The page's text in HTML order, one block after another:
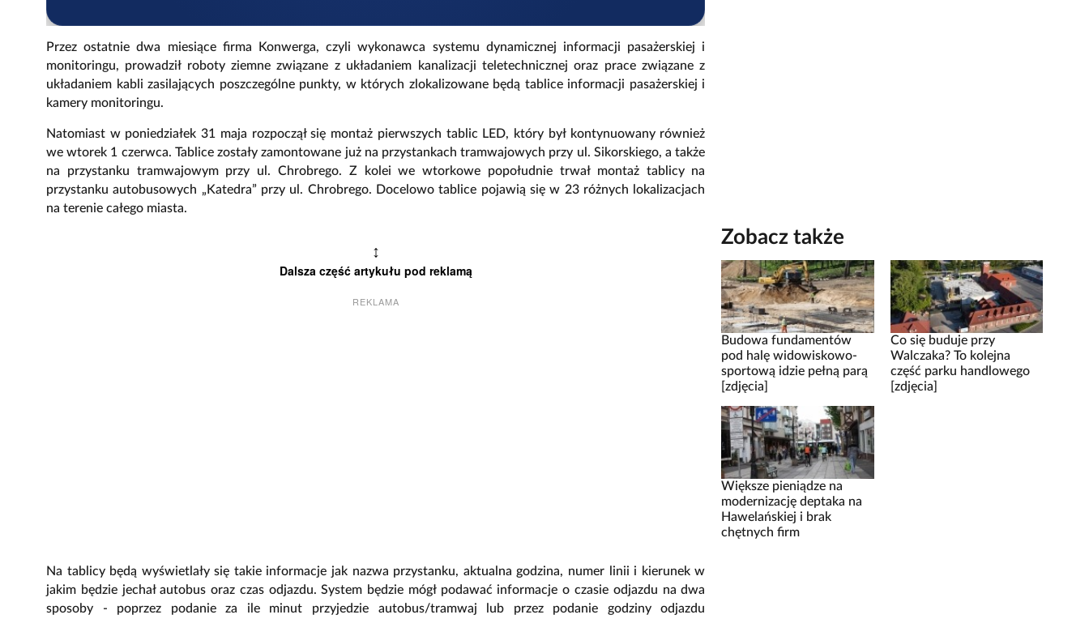
Przez ostatnie dwa miesiące firma Konwerga, czyli wykonawca systemu dynamicznej informacji pasażerskiej i
monitoringu, prowadził roboty ziemne związane z układaniem kanalizacji teletechnicznej oraz prace związane z
układaniem kabli zasilających poszczególne punkty, w których zlokalizowane będą tablice informacji pasażerskiej i
kamery monitoringu.
Natomiast w poniedziałek 31 maja rozpoczął się montaż pierwszych tablic LED, który był kontynuowany również
we wtorek 1 czerwca. Tablice zostały zamontowane już na przystankach tramwajowych przy ul. Sikorskiego, a także
na przystanku tramwajowym przy ul. Chrobrego. Z kolei we wtorkowe popołudnie trwał montaż tablicy na
przystanku autobusowych „Katedra” przy ul. Chrobrego. Docelowo tablice pojawią się w 23 różnych lokalizacjach
na terenie całego miasta.
↕
Dalsza część artykułu pod reklamą
REKLAMA
Na tablicy będą wyświetlały się takie informacje jak nazwa przystanku, aktualna godzina, numer linii i kierunek w
jakim będzie jechał autobus oraz czas odjazdu. System będzie mógł podawać informacje o czasie odjazdu na dwa
sposoby - poprzez podanie za ile minut przyjedzie autobus/tramwaj lub przez podanie godziny odjazdu
Zobacz także
Budowa fundamentów
pod halę widowiskowo-
sportową idzie pełną parą
[zdjęcia]
Co się buduje przy
Walczaka? To kolejna
część parku handlowego
[zdjęcia]
Większe pieniądze na
modernizację deptaka na
Hawelańskiej i brak
chętnych firm